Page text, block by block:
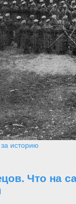
историю
Что на